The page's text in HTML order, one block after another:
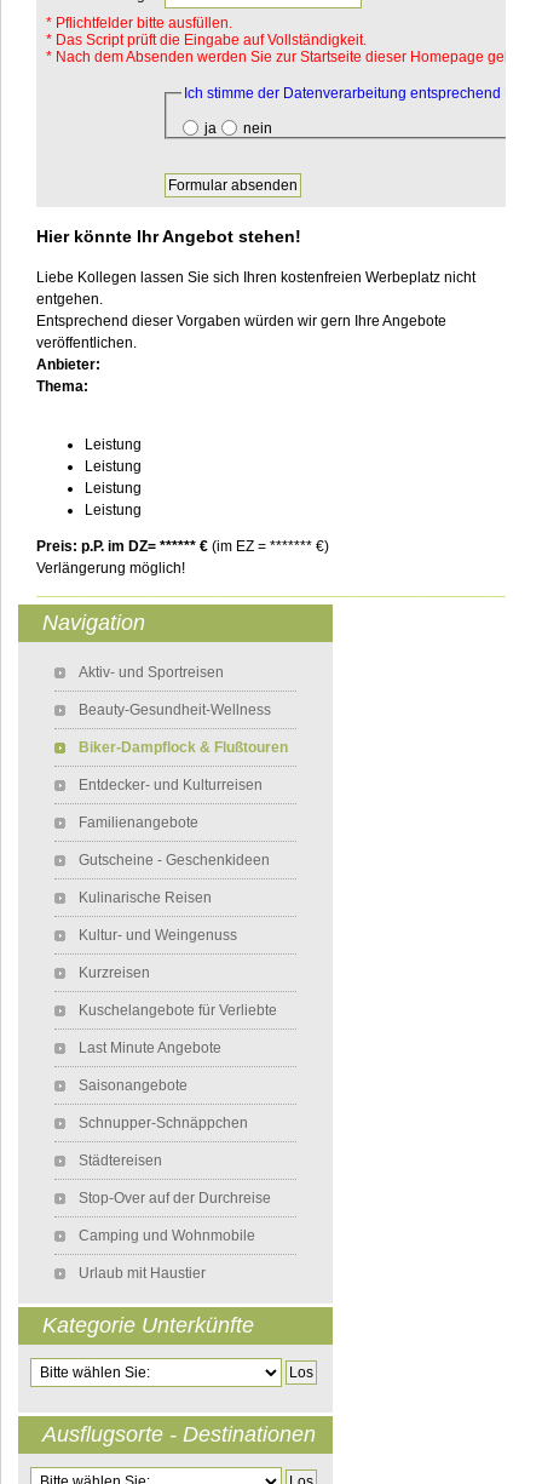
* Pflichtfelder bitte ausfüllen.
* Das Script prüft die Eingabe auf Vollständigkeit.
* Nach dem Absenden werden Sie zur Startseite dieser Homepage geleitet.
Pflichtfeld
Ich stimme der Datenverarbeitung entsprechend
ja nein
Hier könnte Ihr Angebot stehen!
Liebe Kollegen lassen Sie sich Ihren kostenfreien Werbeplatz nicht
entgehen.
Entsprechend dieser Vorgaben würden wir gern Ihre Angebote
veröffentlichen.
Anbieter:
Thema:
Leistung
Leistung
Leistung
Leistung
Preis: p.P. im DZ= ****** € (im EZ = ******* €)
Verlängerung möglich!
Navigation
Aktiv- und Sportreisen
Beauty-Gesundheit-Wellness
Biker-Dampflock & Flußtouren
Entdecker- und Kulturreisen
Familienangebote
Gutscheine - Geschenkideen
Kulinarische Reisen
Kultur- und Weingenuss
Kurzreisen
Kuschelangebote für Verliebte
Last Minute Angebote
Saisonangebote
Schnupper-Schnäppchen
Städtereisen
Stop-Over auf der Durchreise
Camping und Wohnmobile
Urlaub mit Haustier
Kategorie Unterkünfte
Zielseite
Ausflugsorte - Destinationen
Zielseite